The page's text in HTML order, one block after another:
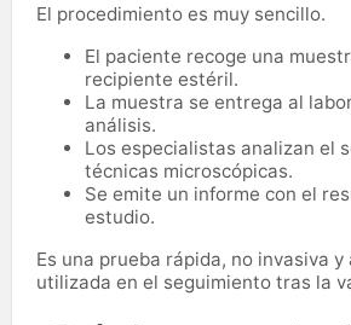
El procedimiento es muy sencillo.
El paciente recoge una
recipiente estéril.
La muestra se entrega al
análisis.
Los especialistas analizan el
técnicas microscópicas.
Se emite un informe con el
estudio.
Es una prueba rápida, no invasiva
utilizada en el seguimiento tras la